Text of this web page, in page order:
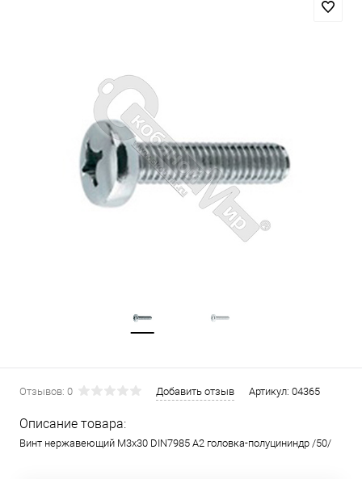
Отзывов: 0 Добавить отзыв Артикул: 04365
Описание товара:
Винт нержавеющий М3х30 DIN7985 A2 головка-полуцининдр /50/